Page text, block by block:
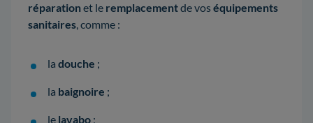
réparationet le remplacementde voséquipements
sanitaires, comme :
la douche ;
la baignoire ;
le lavabo ;